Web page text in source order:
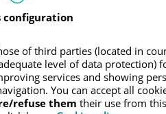
López
configuration
of third parties (located in
level of data protection)
services and showing
You can accept all
refuse them their use from this